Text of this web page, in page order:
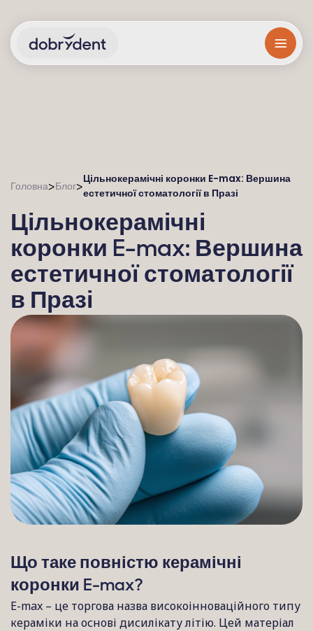
Головна>Блог>
Цільнокерамічні коронки E-max: Вершина
естетичної стоматології в Празі
Цільнокерамічні
коронки E-max: Вершина
естетичної стоматології
в Празі
Що таке повністю керамічні
коронки E-max?
E-max – це торгова назва високоінноваційного типу
кераміки на основі дисилікату літію. Цей матеріал